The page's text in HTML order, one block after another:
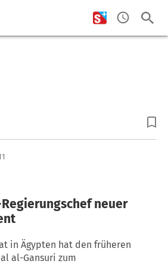
neuer
in Ägypten hat den früheren
al-Gansuri zum